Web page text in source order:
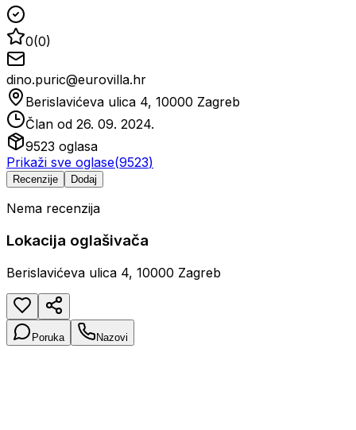
0(0)
dino.puric@eurovilla.hr
Berislavićeva ulica 4, 10000 Zagreb
Član od 26. 09. 2024.
9523 oglasa
Prikaži sve oglase(9523)
Recenzije Dodaj
Nema recenzija
Lokacija oglašivača
Berislavićeva ulica 4, 10000 Zagreb
Poruka Nazovi